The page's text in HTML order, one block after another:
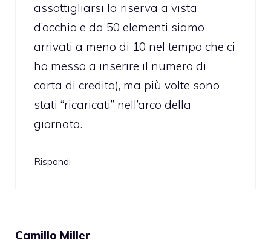
assottigliarsi la riserva a vista
d’occhio e da 50 elementi siamo
arrivati a meno di 10 nel tempo che ci
ho messo a inserire il numero di
carta di credito), ma più volte sono
stati “ricaricati” nell’arco della
giornata.
Rispondi
Camillo Miller